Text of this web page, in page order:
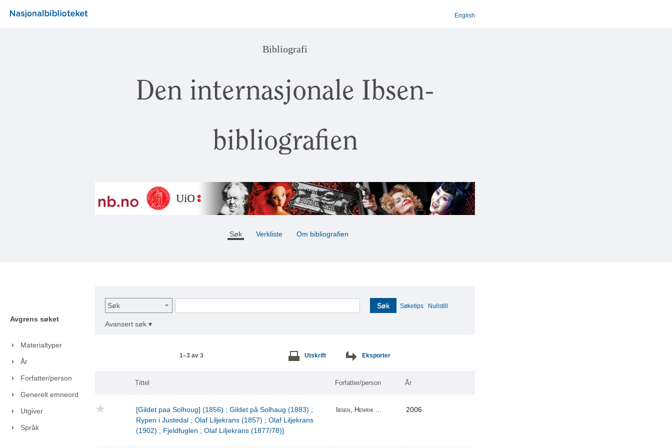
English
Bibliografi
Den internasjonale Ibsen-
bibliografien
Søk Verkliste Om bibliografien
Avgrens søket
Materialtyper
År
Forfatter/person
Generelt emneord
Utgiver
Språk
Søk Søk Søketips Nullstill
Avansert søk ▾
1–3 av 3 Utskrift Eksporter
Tittel Forfatter/person År
[Gildet paa Solhoug] (1856) ; Gildet på Solhaug (1883) ;
Rypen i Justedal ; Olaf Liljekrans (1857) ; Olaf Liljekrans
(1902) ; Fjeldfuglen ; Olaf Liljekrans (1877/78)]
Ibsen, Henrik ... 2006